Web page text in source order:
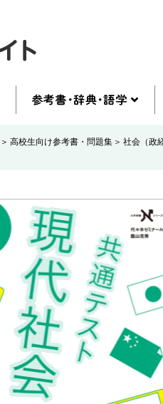
高校生向け参考書・問題集 社会（政